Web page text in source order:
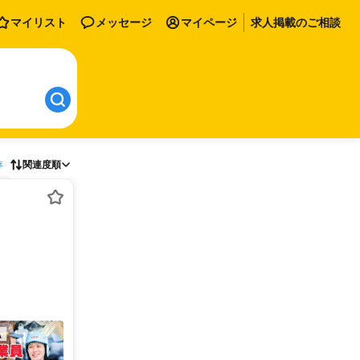
マイリスト メッセージ マイページ 求人掲載のご相談
関連度順